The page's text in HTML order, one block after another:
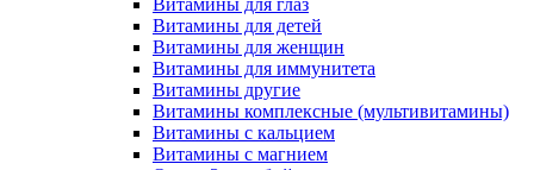
Витамины для глаз
Витамины для детей
Витамины для женщин
Витамины для иммунитета
Витамины другие
Витамины комплексные (мультивитамины)
Витамины с кальцием
Витамины с магнием